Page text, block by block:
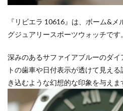
『リビエラ 10616』は、ボーム&
グジュアリースポーツウォッチです。
深みのあるサファイアブルーのダ
トの歯車や日付表示が透けて見え
き込むような幻想的な印象を与えま